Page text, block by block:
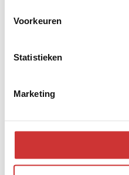
Voorkeuren
Statistieken
Marketing